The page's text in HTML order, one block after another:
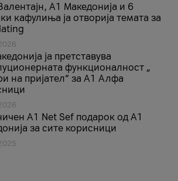
A1 Македонија и 6
кафулиња ја отворија темата за
ја претставува
функционалност „
на пријател“ за А1 Алфа
A1 Net Sеf подарок од А1
за сите корисници